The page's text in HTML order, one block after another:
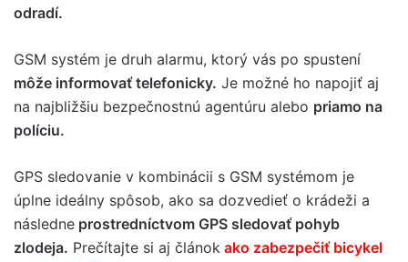
odradí.
GSM systém je druh alarmu, ktorý vás po spustení
môže informovať telefonicky. Je možné ho napojiť aj
na najbližšiu bezpečnostnú agentúru alebo priamo na
políciu.
GPS sledovanie v kombinácii s GSM systémom je
úplne ideálny spôsob, ako sa dozvedieť o krádeži a
následne prostredníctvom GPS sledovať pohyb
zlodeja. Prečítajte si aj článok ako zabezpečiť bicykel